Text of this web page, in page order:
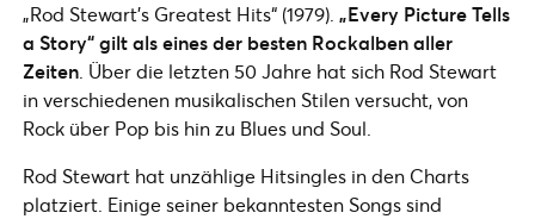
„Rod Stewart’s Greatest Hits“ (1979). „Every Picture Tells
a Story“ gilt als eines der besten Rockalben aller
Zeiten . Über die letzten 50 Jahre hat sich Rod Stewart
in verschiedenen musikalischen Stilen versucht, von
Rock über Pop bis hin zu Blues und Soul.
Rod Stewart hat unzählige Hitsingles in den Charts
platziert. Einige seiner bekanntesten Songs sind